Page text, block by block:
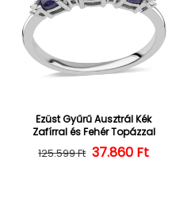
Ezüst Gyűrű Ausztrál Kék
Zafírral és Fehér Topázzal
Normál ár
125.599 Ft 37.860 Ft